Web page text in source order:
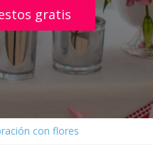
gratis
con flores